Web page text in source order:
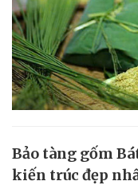
Bảo tàng gốm
kiến trúc đẹp